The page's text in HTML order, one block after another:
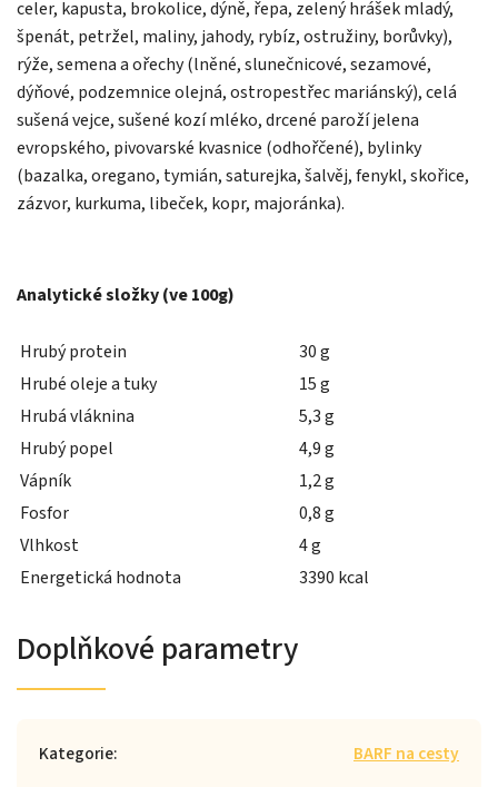
celer, kapusta, brokolice, dýně, řepa, zelený hrášek mladý,
špenát, petržel, maliny, jahody, rybíz, ostružiny, borůvky),
rýže, semena a ořechy (lněné, slunečnicové, sezamové,
dýňové, podzemnice olejná, ostropestřec mariánský), celá
sušená vejce, sušené kozí mléko, drcené paroží jelena
evropského, pivovarské kvasnice (odhořčené), bylinky
(bazalka, oregano, tymián, saturejka, šalvěj, fenykl, skořice,
zázvor, kurkuma, libeček, kopr, majoránka).
Analytické složky (ve 100g)
Hrubý protein
30 g
Hrubé oleje a tuky
15 g
Hrubá vláknina
5,3 g
Hrubý popel
4,9 g
Vápník
1,2 g
Fosfor
0,8 g
Vlhkost
4 g
Energetická hodnota
3390 kcal
Doplňkové parametry
Kategorie:
BARF na cesty